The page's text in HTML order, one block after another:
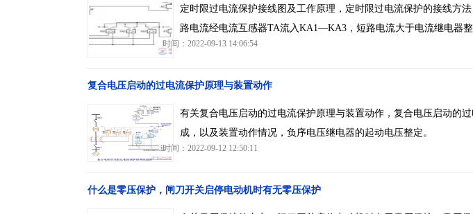
定时限过电流保护接线图及工作原理，定时限过电流保护的接线方
路电流经电流互感器TA流入KA1—KA3，短路电流大于电流继电器整
时间：2022-09-13 14:06:54
复合电压启动的过电流保护原理与装置动作
有关复合电压启动的过电流保护原理与装置动作，复合电压启动的
成，以及装置动作情况，负序电压继电器的起动电压整定。
时间：2022-09-12 12:50:11
什么是零压保护，闸刀开关启停电动机时有无零压保护